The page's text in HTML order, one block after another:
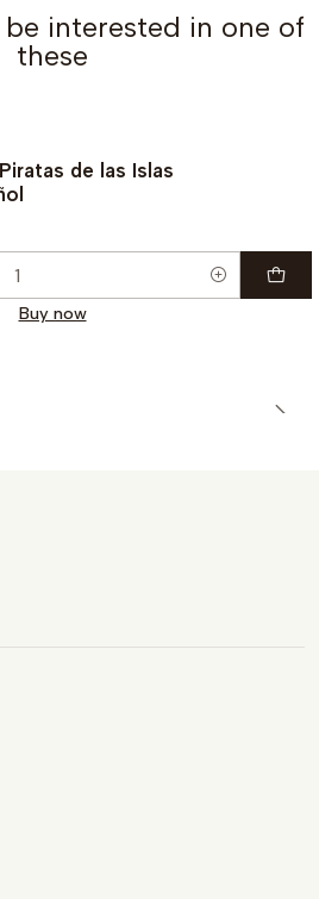
interested in one of
these
de las Islas
Buy now